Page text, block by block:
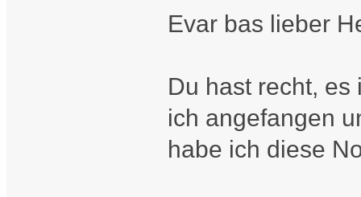
Evar bas lieber
Du hast recht,
ich angefangen
habe ich diese